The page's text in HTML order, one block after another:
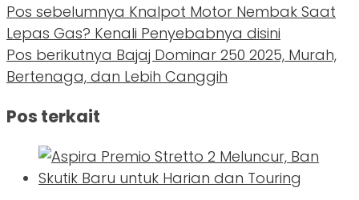
Pos sebelumnya Knalpot Motor Nembak Saat
Lepas Gas? Kenali Penyebabnya disini
Pos berikutnya Bajaj Dominar 250 2025, Murah,
Bertenaga, dan Lebih Canggih
Pos terkait